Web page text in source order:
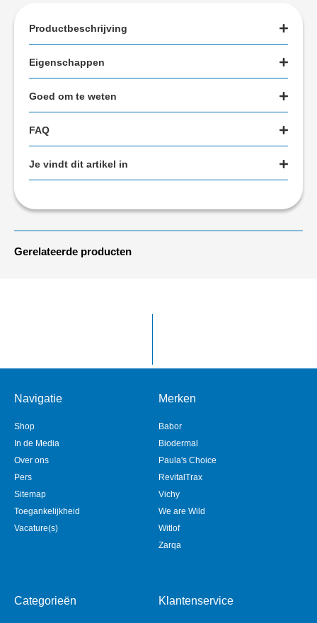
Productbeschrijving
Eigenschappen
Goed om te weten
FAQ
Je vindt dit artikel in
Gerelateerde producten
Navigatie
Shop
In de Media
Over ons
Pers
Sitemap
Toegankelijkheid
Vacature(s)
Merken
Babor
Biodermal
Paula's Choice
RevitalTrax
Vichy
We are Wild
Witlof
Zarqa
Categorieën Klantenservice